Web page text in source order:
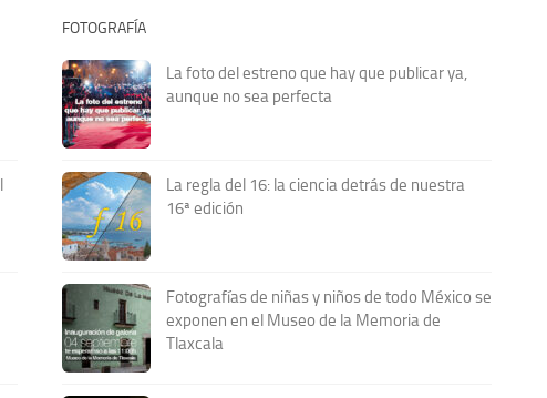
FOTOGRAFÍA
La foto del estreno que hay que publicar ya,
aunque no sea perfecta
La regla del 16: la ciencia detrás de nuestra
16ª edición
Fotografías de niñas y niños de todo México se
exponen en el Museo de la Memoria de
Tlaxcala